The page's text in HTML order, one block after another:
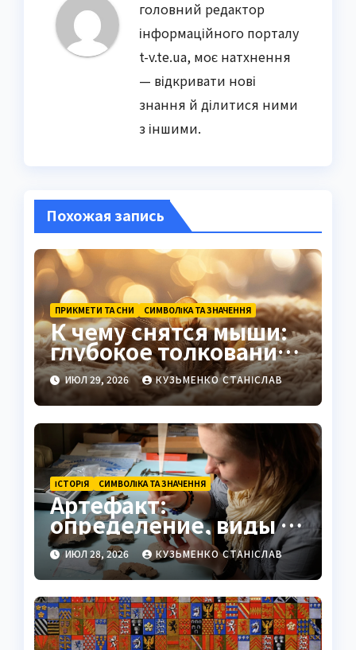
головний редактор
інформаційного порталу
t-v.te.ua, моє натхнення
— відкривати нові
знання й ділитися ними
з іншими.
Похожая запись
ПРИКМЕТИ ТА СНИ СИМВОЛІКА ТА ЗНАЧЕННЯ
К чему снятся мыши:
глубокое толкование
символов и скрытых
значений
ИЮЛ 29, 2026 КУЗЬМЕНКО СТАНІСЛАВ
ІСТОРІЯ СИМВОЛІКА ТА ЗНАЧЕННЯ
Артефакт:
определение, виды и
значение
ИЮЛ 28, 2026 КУЗЬМЕНКО СТАНІСЛАВ